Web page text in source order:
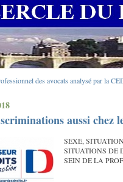
des avocats analysé par la
aussi chez
SEXE,
SITUATIONS DE
SEIN DE LA